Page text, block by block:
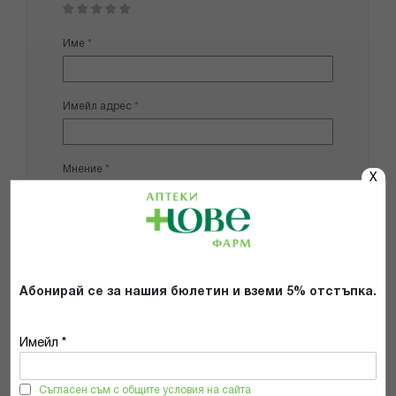
X
Абонирай се за нашия бюлетин и вземи 5% отстъпка.
Имейл *
Съгласен съм с общите условия на сайта
star
stars
stars
stars
stars
Име
Имейл адрес
Мнение
Добави снимки